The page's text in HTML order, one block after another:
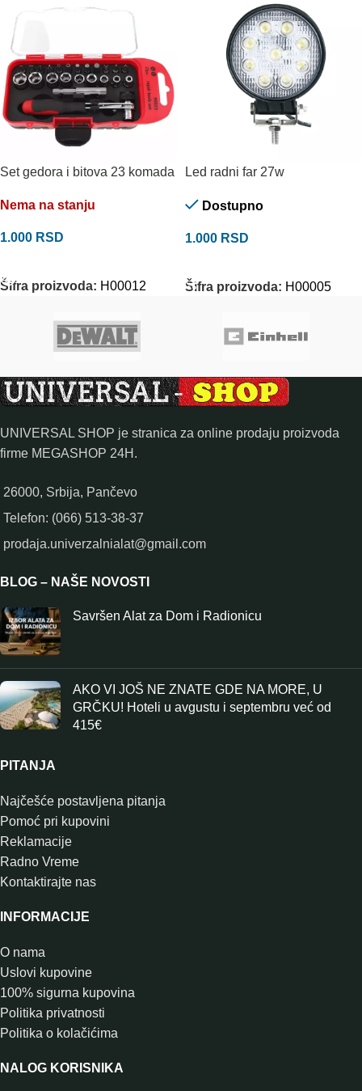
Set gedora i bitova 23 komada
Nema na stanju
1.000 RSD
Šifra proizvoda: H00012
Led radni far 27w
Dostupno
1.000 RSD
Šifra proizvoda: H00005
UNIVERSAL SHOP je stranica za online prodaju proizvoda
firme MEGASHOP 24H.
26000, Srbija, Pančevo
Telefon: (066) 513-38-37
prodaja.univerzalnialat@gmail.com
BLOG – NAŠE NOVOSTI
Savršen Alat za Dom i Radionicu
AKO VI JOŠ NE ZNATE GDE NA MORE, U
GRČKU! Hoteli u avgustu i septembru već od
415€
PITANJA
Najčešće postavljena pitanja
Pomoć pri kupovini
Reklamacije
Radno Vreme
Kontaktirajte nas
INFORMACIJE
O nama
Uslovi kupovine
100% sigurna kupovina
Politika privatnosti
Politika o kolačićima
NALOG KORISNIKA